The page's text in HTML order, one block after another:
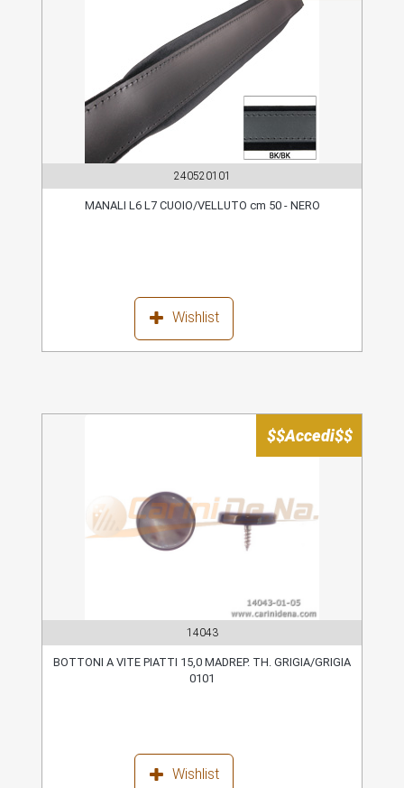
240520101
MANALI L6 L7 CUOIO/VELLUTO cm 50 - NERO
Wishlist
$$Accedi$$
14043
BOTTONI A VITE PIATTI 15,0 MADREP. TH. GRIGIA/GRIGIA
0101
Wishlist